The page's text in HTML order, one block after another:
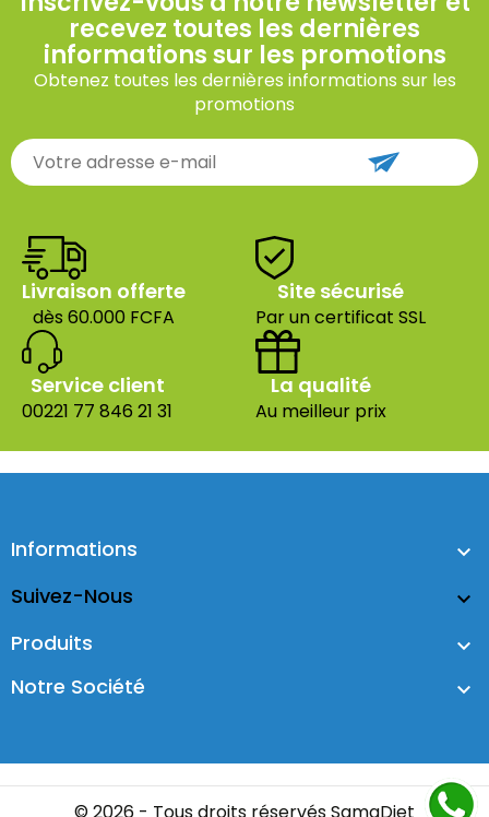
recevez toutes les dernières
informations sur les promotions
Obtenez toutes les dernières informations sur les
promotions
Livraison offerte
dès 60.000 FCFA
Site sécurisé
Par un certificat SSL
Service client
00221 77 846 21 31
La qualité
Au meilleur prix
Informations 
Suivez-Nous 
Produits 
Notre Société 
© 2026 - Tous droits réservés SamaDiet